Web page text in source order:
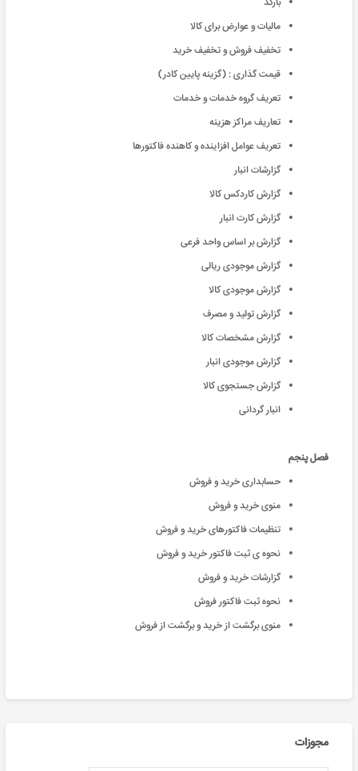
مالیات و عوارض برای کالا
تخفیف فروش و تخفیف خرید
قیمت گذاری : (گزینه پایین کادر)
تعریف گروه خدمات و خدمات
تعاریف مراکز هزینه
تعریف عوامل افزاینده و کاهنده فاکتورها
گزارشات انبار
گزارش کاردکس کالا
گزارش کارت انبار
گزارش بر اساس واحد فرعی
گزارش موجودی ریالی
گزارش موجودی کالا
گزارش تولید و مصرف
گزارش مشخصات کالا
گزارش موجودی انبار
گزارش جستجوی کالا
انبار گردانی
فصل پنجم
حسابداری خرید و فروش
منوی خرید و فروش
تنظیمات فاکتورهای خرید و فروش
نحوه ی ثبت فاکتور خرید و فروش
گزارشات خرید و فروش
نحوه ثبت فاکتور فروش
منوی برگشت از خرید و برگشت از فروش
مجوزات